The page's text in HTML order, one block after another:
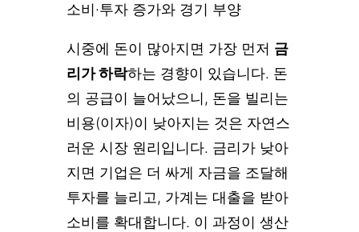
소비·투자 증가와 경기 부양
시중에 돈이 많아지면 가장 먼저 금
리가 하락하는 경향이 있습니다. 돈
의 공급이 늘어났으니, 돈을 빌리는
비용(이자)이 낮아지는 것은 자연스
러운 시장 원리입니다. 금리가 낮아
지면 기업은 더 싸게 자금을 조달해
투자를 늘리고, 가계는 대출을 받아
소비를 확대합니다. 이 과정이 생산